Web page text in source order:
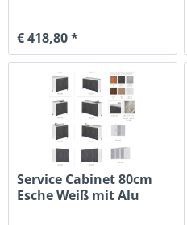
€ 418,80 *
Service Cabinet 80cm
Esche Weiß mit Alu